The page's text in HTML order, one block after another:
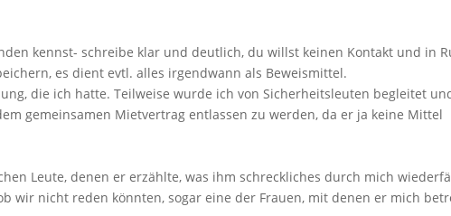
kennst- schreibe klar und deutlich, du willst keinen Kontakt und in
es dient evtl. alles irgendwann als Beweismittel.
die ich hatte. Teilweise wurde ich von Sicherheitsleuten begleitet
gemeinsamen Mietvertrag entlassen zu werden, da er ja keine Mittel
Leute, denen er erzählte, was ihm schreckliches durch mich
wir nicht reden könnten, sogar eine der Frauen, mit denen er mich